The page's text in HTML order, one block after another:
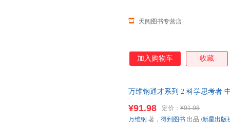
天阅图书专营店
加入购物车 收藏
万维钢通才系列 2 科学思考者
¥91.98 定价： ¥91.98
万维纲 著， 得到图书 出品 /新星出版